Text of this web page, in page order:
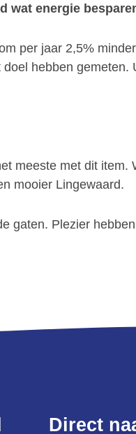
wat energie
per jaar 2,5%
hebben
meeste met dit
mooier Lingewaard.
gaten. Plezier
Direct